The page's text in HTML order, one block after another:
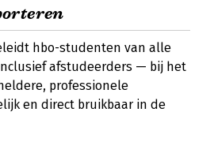
hbo-studenten van alle
afstudeerders — bij het
professionele
en direct bruikbaar in de